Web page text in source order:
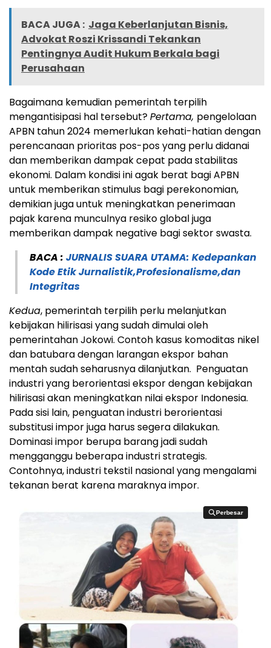
BACA JUGA : Jaga Keberlanjutan Bisnis,
Advokat Roszi Krissandi Tekankan
Pentingnya Audit Hukum Berkala bagi
Perusahaan
Bagaimana kemudian pemerintah terpilih
mengantisipasi hal tersebut?Pertama, pengelolaan
APBN tahun 2024 memerlukan kehati-hatian dengan
perencanaan prioritas pos-pos yang perlu didanai
dan memberikan dampak cepat pada stabilitas
ekonomi. Dalam kondisi ini agak berat bagi APBN
untuk memberikan stimulus bagi perekonomian,
demikian juga untuk meningkatkan penerimaan
pajak karena munculnya resiko global juga
memberikan dampak negative bagi sektor swasta.
BACA : JURNALIS SUARA UTAMA: Kedepankan
Kode Etik Jurnalistik,Profesionalisme,dan
Integritas
Kedua, pemerintah terpilih perlu melanjutkan
kebijakan hilirisasi yang sudah dimulai oleh
pemerintahan Jokowi. Contoh kasus komoditas nikel
dan batubara dengan larangan ekspor bahan
mentah sudah seharusnya dilanjutkan. Penguatan
industri yang berorientasi ekspor dengan kebijakan
hilirisasi akan meningkatkan nilai ekspor Indonesia.
Pada sisi lain, penguatan industri berorientasi
substitusi impor juga harus segera dilakukan.
Dominasi impor berupa barang jadi sudah
mengganggu beberapa industri strategis.
Contohnya, industri tekstil nasional yang mengalami
tekanan berat karena maraknya impor.
Perbesar
Perbesar